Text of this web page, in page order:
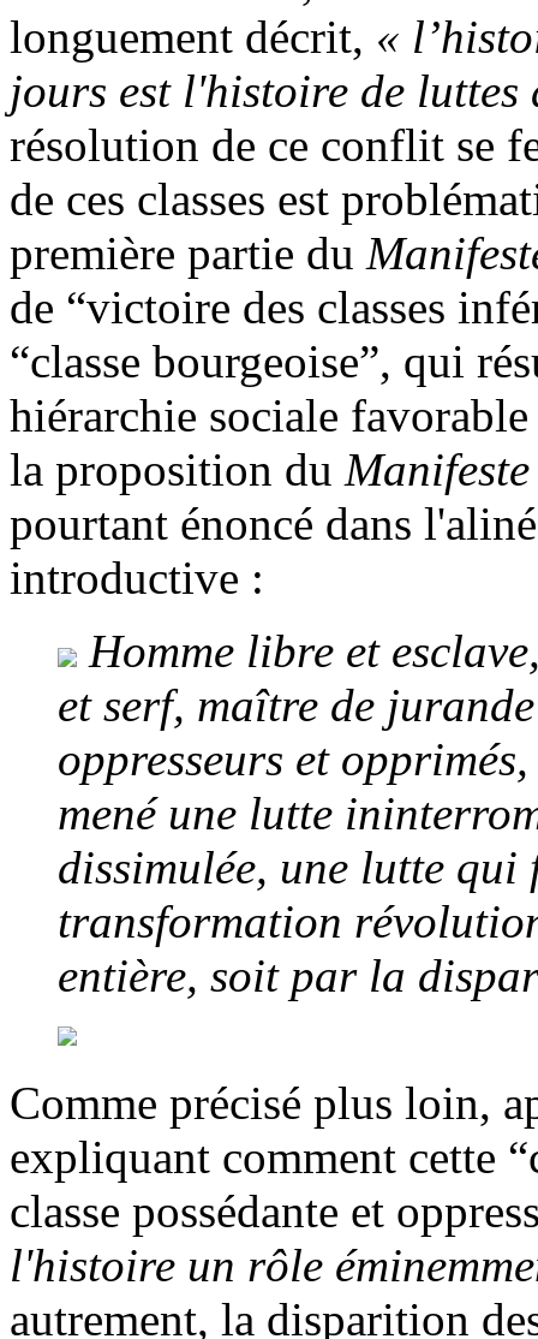
longuement décrit, «
jours est l'histoire de luttes
résolution de ce conflit se
de ces classes est
première partie du
de “victoire des classes
“classe bourgeoise”, qui
hiérarchie sociale
la proposition du
pourtant énoncé dans
introductive :
Homme libre et
et serf, maître de
oppresseurs et
mené une lutte
dissimulée, une lutte
transformation
entière, soit par la
Comme précisé plus loin,
expliquant comment cette
classe possédante et
l'histoire un rôle
autrement, la disparition